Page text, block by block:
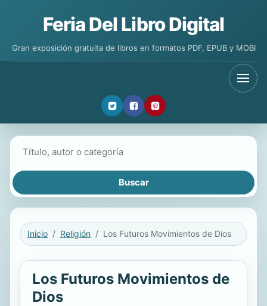
Feria Del Libro Digital
Gran exposición gratuita de libros en formatos PDF, EPUB y MOBI
Inicio Religión Los Futuros Movimientos de Dios
Los Futuros Movimientos de
Dios